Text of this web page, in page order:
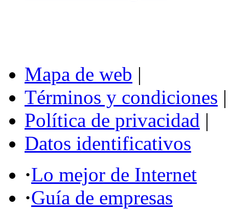
Mapa de web |
Términos y condiciones |
Política de privacidad |
Datos identificativos
·Lo mejor de Internet
·Guía de empresas